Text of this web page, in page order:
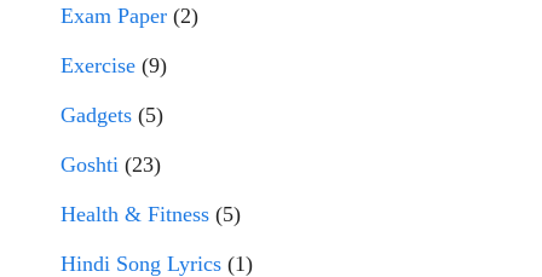
Exam Paper (2)
Exercise (9)
Gadgets (5)
Goshti (23)
Health & Fitness (5)
Hindi Song Lyrics (1)